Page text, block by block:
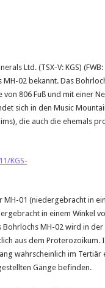
Ltd. (TSX-V: KGS)
02 bekannt. Das
806 Fuß und mit einer
sich in den Music
die auch die ehemals
KGS-
01 (niedergebracht in
in einem Winkel
Bohrlochs MH-02 wird in
aus dem Proterozoikum.
wahrscheinlich im Tertiär
Gänge befinden.